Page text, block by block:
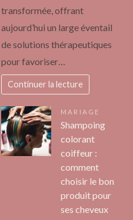
transformée, offrant
aujourd’hui un large éventail
de solutions thérapeutiques
pour favoriser…
Continuer la lecture
MARIAGE
Shampoing
colorant
coiffeur :
comment
choisir le bon
produit pour
ses cheveux